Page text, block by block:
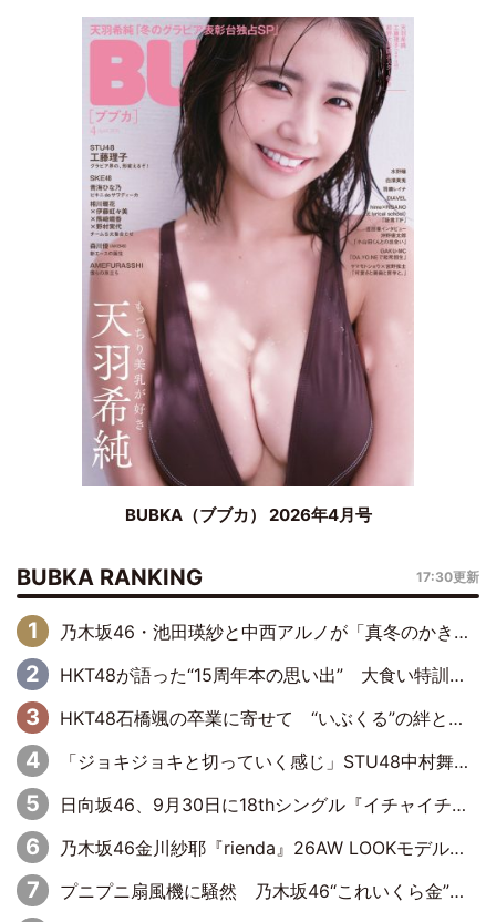
BUBKA（ブブカ） 2026年4月号
BUBKA RANKING 17:30更新
乃木坂46・池田瑛紗と中西アルノが「真冬のかき氷」騒動で火花散らす！ 因縁の裏にあるのは、逆境をともに“凌”ぐ似た者同士の絆
HKT48が語った“15周年本の思い出” 大食い特訓・守護霊企画・制服グラビア…盛りだくさんの裏話
HKT48石橋颯の卒業に寄せて “いぶくる”の絆と後輩・龍頭綺音の決意
「ジョキジョキと切っていく感じ」STU48中村舞、新しい挑戦は自らの手で
日向坂46、9月30日に18thシングル『イチャイチャ虫』の発売決定！ フォーメーションは『日向坂で会いましょう』にて発表
乃木坂46金川紗耶『rienda』26AW LOOKモデルに就任
プニプニ扇風機に騒然 乃木坂46“これいくら金”延長中は今回もわちゃわちゃ全開